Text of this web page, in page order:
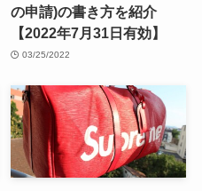
の申請)の書き方を紹介
【2022年7月31日有効】
03/25/2022